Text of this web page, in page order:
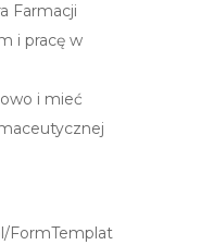
Farmacji
i pracę w
i mieć
FormTemplat